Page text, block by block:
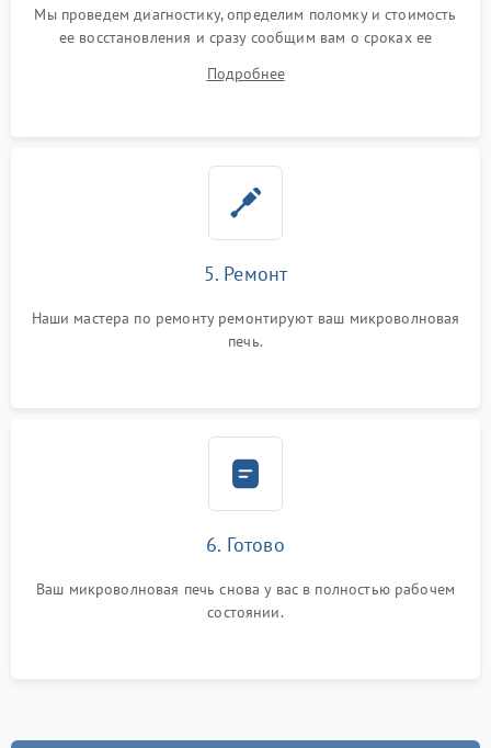
Мы проведем диагностику, определим поломку и стоимость
ее восстановления и сразу сообщим вам о сроках ее
Подробнее
5. Ремонт
Наши мастера по ремонту ремонтируют ваш микроволновая
печь.
6. Готово
Ваш микроволновая печь снова у вас в полностью рабочем
состоянии.